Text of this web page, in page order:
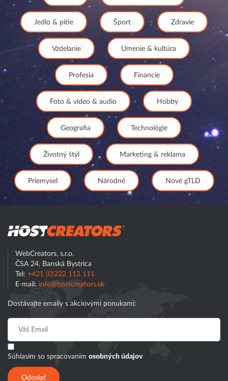
Jedlo & pitie Šport Zdravie
Vzdelanie Umenie & kultúra
Profesia Financie
Foto & video & audio Hobby
Geografia Technológie
Životný štýl Marketing & reklama
Priemysel Národné Nové gTLD
WebCreators, s.r.o.
ČSA 24, Banská Bystrica
Tel: +421 (0)222 112 111
E-mail: info@hostcreators.sk
Dostávajte emaily s akciovými ponukami:
Súhlasím so spracovaním osobných údajov
Odoslať